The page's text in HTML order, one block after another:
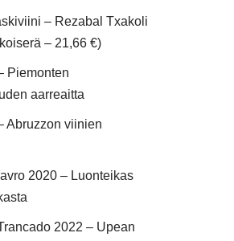
– Rezabal Txakoli
– 21,66 €)
Piemonten
aarreaitta
Abruzzon viinien
2020 – Luonteikas
2022 – Upean